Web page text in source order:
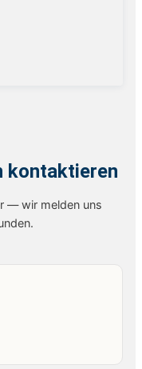
kontaktieren
— wir melden uns